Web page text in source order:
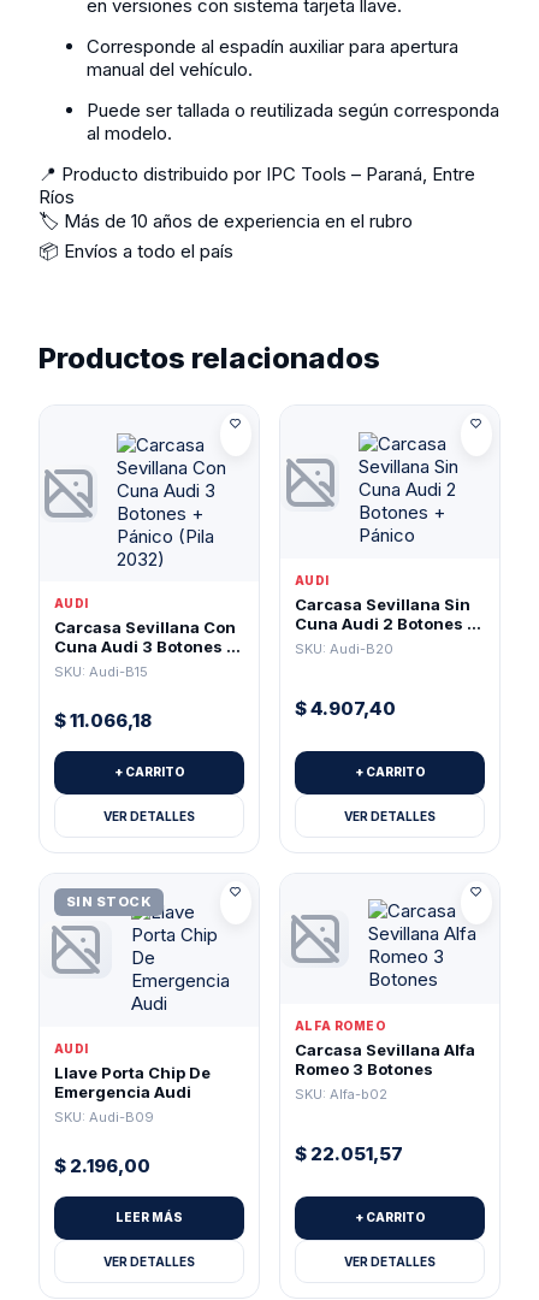
en versiones con sistema tarjeta llave.
Corresponde al espadín auxiliar para apertura
manual del vehículo.
Puede ser tallada o reutilizada según corresponda
al modelo.
📍 Producto distribuido por IPC Tools – Paraná, Entre
Ríos
🏷️ Más de 10 años de experiencia en el rubro
📦 Envíos a todo el país
Productos relacionados
AUDI
Carcasa Sevillana Con
Cuna Audi 3 Botones +
Pánico (Pila 2032)
SKU: Audi-B15
$11.066,18
+ CARRITO
VER DETALLES
AUDI
Carcasa Sevillana Sin
Cuna Audi 2 Botones +
Pánico
SKU: Audi-B20
$4.907,40
+ CARRITO
VER DETALLES
SIN STOCK
AUDI
Llave Porta Chip De
Emergencia Audi
SKU: Audi-B09
$ 2.196,00
LEER MÁS
VER DETALLES
ALFA ROMEO
Carcasa Sevillana Alfa
Romeo 3 Botones
SKU: Alfa-b02
$ 22.051,57
+ CARRITO
VER DETALLES